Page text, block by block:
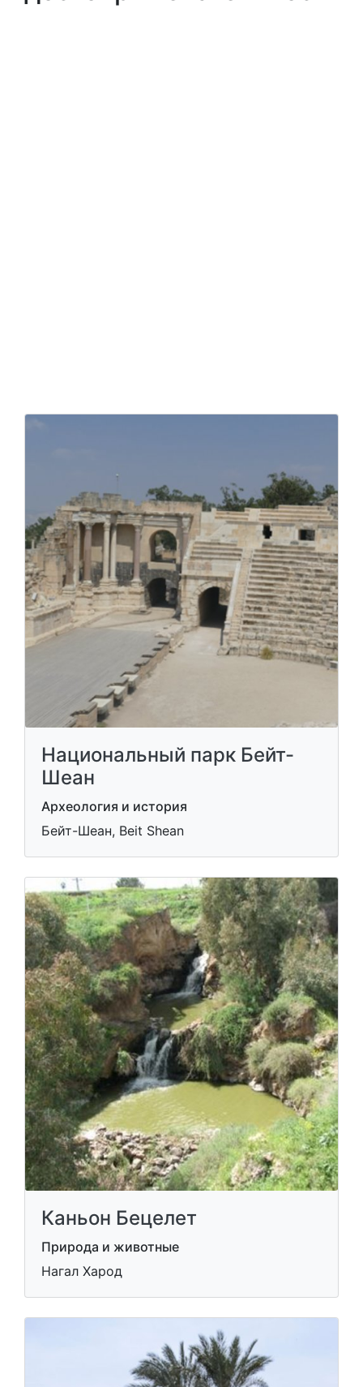
Национальный парк Бейт-
Шеан
Археология и история
Бейт-Шеан, Beit Shean
Каньон Бецелет
Природа и животные
Нагал Харод